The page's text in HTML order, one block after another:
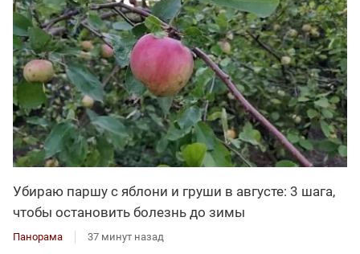
Убираю паршу с яблони и груши в августе: 3 шага,
чтобы остановить болезнь до зимы
Панорама 37 минут назад